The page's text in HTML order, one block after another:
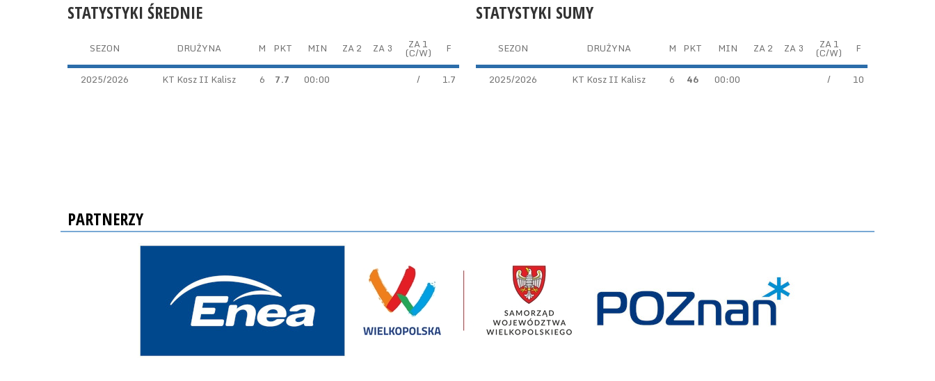
STATYSTYKI SUMY
SEZON DRUŻYNA M PKT MIN ZA 2 ZA 3 ZA 1
(C/W) F
2025/2026 KT Kosz II Kalisz 6 46 00:00 / 10
STATYSTYKI ŚREDNIE
SEZON DRUŻYNA M PKT MIN ZA 2 ZA 3 ZA 1
(C/W) F
2025/2026 KT Kosz II Kalisz 6 7.7 00:00 / 1.7
PARTNERZY